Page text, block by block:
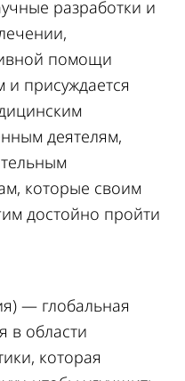
разработки и
помощи
присуждается
деятелям,
которые своим
достойно пройти
— глобальная
в области
которая